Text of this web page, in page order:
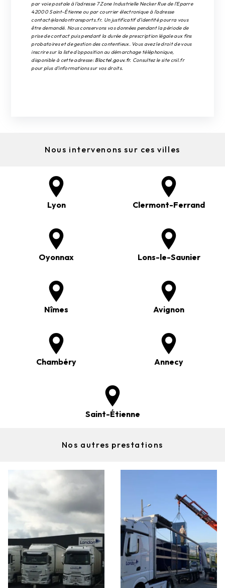
par voie postale à l'adresse 7 Zone Industrielle Necker Rue de l'Eparre
42000 Saint-Étienne ou par courrier électronique à l'adresse
contact@landontransports.fr. Un justificatif d'identité pourra vous
être demandé. Nous conservons vos données pendant la période de
prise de contact puis pendant la durée de prescription légale aux fins
probatoires et de gestion des contentieux. Vous avez le droit de vous
inscrire sur la liste d'opposition au démarchage téléphonique,
disponible à cette adresse: Bloctel.gouv.fr. Consultez le site cnil.fr
pour plus d’informations sur vos droits.
Nous intervenons sur ces villes
Lyon Clermont-Ferrand
Oyonnax Lons-le-Saunier
Nîmes Avignon
Chambéry Annecy
Saint-Étienne
Nos autres prestations